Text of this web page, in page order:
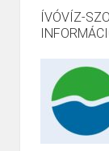
ÍVÓVÍZ-